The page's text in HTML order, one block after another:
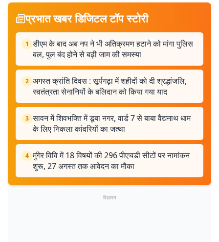
प्रभात खबर डिजिटल टॉप स्टोरी
1 डीएम के बाद अब नप ने भी अतिक्रमण हटाने को मांगा पुलिस
बल, पुल बंद होने से बढ़ी जाम की समस्या
2 अगस्त क्रांति दिवस : सूर्यगढ़ा में शहीदों को दी श्रद्धांजलि,
स्वतंत्रता सेनानियों के बलिदान को किया गया याद
3 सावन में शिवभक्ति में डूबा नगर, वार्ड 7 से बाबा वैद्यनाथ धाम
के लिए निकला कांवरियों का जत्था
4 मुंगेर विवि में 18 विषयों की 296 पीएचडी सीटों पर नामांकन
शुरू, 27 अगस्त तक आवेदन का मौका
विज्ञापन